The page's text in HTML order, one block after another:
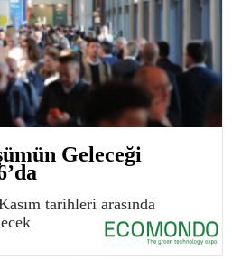
Geleceği
tarihleri arasında